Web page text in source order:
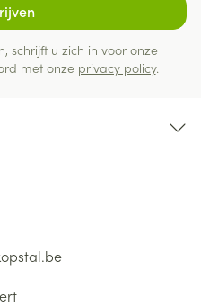
schrijft u zich in voor onze
met onze privacy policy.